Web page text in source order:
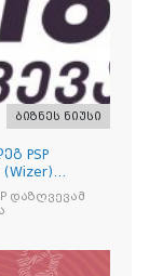
ბიზნეს ნიუსი
PSP
დაზღვევამ